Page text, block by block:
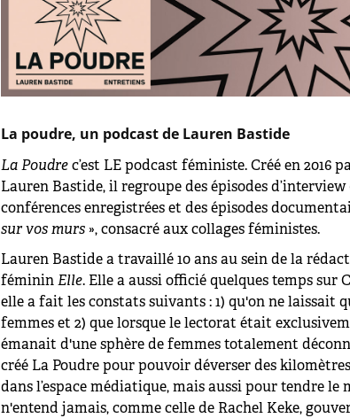
La poudre, un podcast de Lauren Bastide
La Poudrec’est LE podcast féministe. Créé en 2016
Lauren Bastide, il regroupe des épisodes
conférences enregistréeset des épisodes
sur vos murs», consacré aux collages féministes.
Lauren Bastide a travaillé 10 ans au sein de la
fémininElle. Elle a aussi officié quelques temps sur
elle a fait les constats suivants : 1) qu'on ne laissait
femmes et 2) que lorsque le lectorat était
émanait d'une sphère de femmes totalement
créé La Poudre pour pouvoir déverser des
dans l’espace médiatique, mais aussi pour tendre
n'entend jamais, comme celle de Rachel Keke,